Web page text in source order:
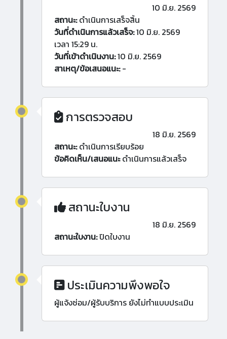
10 มิ.ย. 2569
สถานะ:ดำเนินการเสร็จสิ้น
วันที่ดำเนินการแล้วเสร็จ:10 มิ.ย. 2569
เวลา 15:29 น.
วันที่เข้าดำเนินงาน:10 มิ.ย. 2569
สาเหตุ/ข้อเสนอแนะ:-
การตรวจสอบ
18 มิ.ย. 2569
สถานะ:ดำเนินการเรียบร้อย
ข้อคิดเห็น/เสนอแนะดำเนินการแล้วเสร็จ
สถานะใบงาน
18 มิ.ย. 2569
สถานะใบงาน:ปิดใบงาน
ประเมินความพึงพอใจ
ผู้แจ้งซ่อม/ผู้รับบริการ ยังไม่ทำแบบประเมิน